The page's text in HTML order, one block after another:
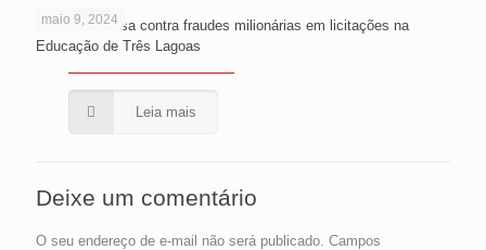
maio 9, 2024
PF faz devassa contra fraudes milionárias em licitações na
Educação de Três Lagoas
Leia mais
Deixe um comentário
O seu endereço de e-mail não será publicado. Campos